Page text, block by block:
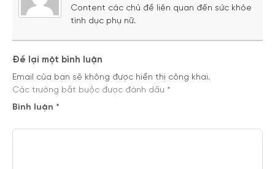
Content các chủ đề liên quan đến sức khỏe
tình dục phụ nữ.
Để lại một bình luận
Email của bạn sẽ không được hiển thị công khai.
Các trường bắt buộc được đánh dấu *
Bình luận *